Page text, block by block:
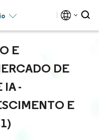
E
DE
IA -
E